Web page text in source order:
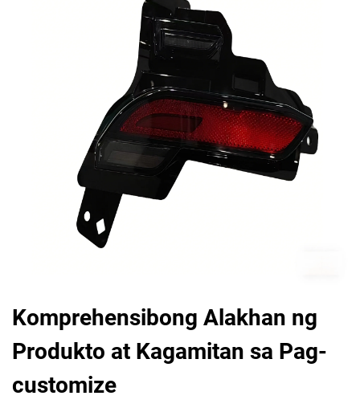
Komprehensibong Alakhan ng
Produkto at Kagamitan sa Pag-
customize